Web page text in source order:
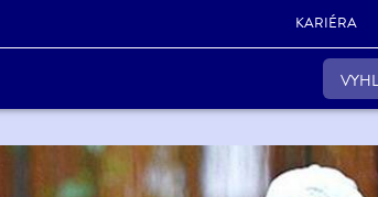
KARIÉRA